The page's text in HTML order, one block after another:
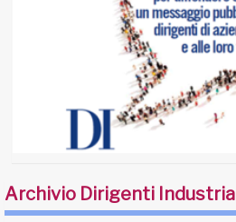
Archivio Dirigenti Industria